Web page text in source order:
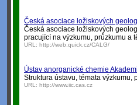
Česká asociace ložiskových
Česká asociace ložiskových
pracující na výzkumu, průzkumu a
URL: http://web.quick.cz/CALG/
Ústav anorganické chemie
Struktura ústavu, témata výzkumu,
URL: http://www.iic.cas.cz